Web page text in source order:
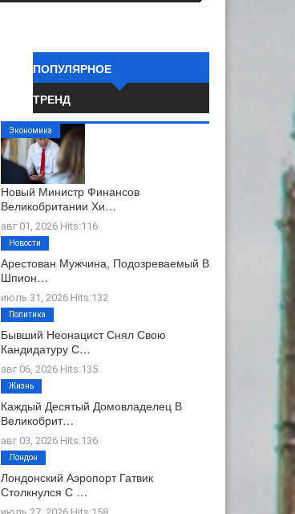
ПОПУЛЯРНОЕ
ТРЕНД
Новый Министр Финансов
Великобритании Хи…
авг 01, 2026 Hits:116
Экономика
Арестован Мужчина, Подозреваемый В
Шпион…
июль 31, 2026 Hits:132
Новости
Бывший Неонацист Снял Свою
Кандидатуру С…
авг 06, 2026 Hits:135
Политика
Каждый Десятый Домовладелец В
Великобрит…
авг 03, 2026 Hits:136
Жизнь
Лондонский Аэропорт Гатвик
Столкнулся С …
Лондон